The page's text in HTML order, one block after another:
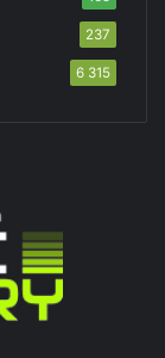
237
6 315